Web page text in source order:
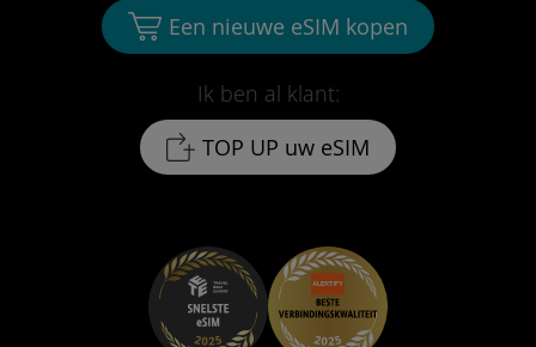
Ik ben al klant:
TOP UP uw eSIM
Een nieuwe eSIM kopen